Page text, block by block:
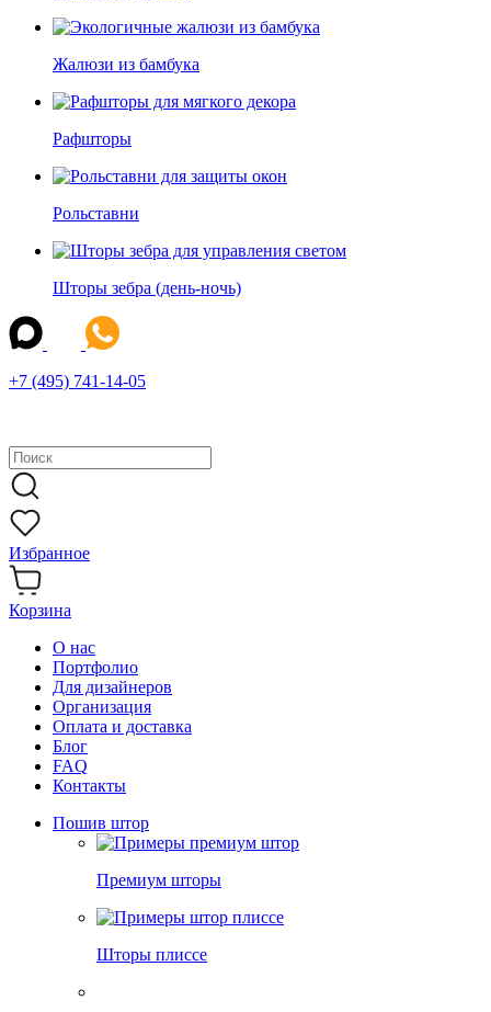
Жалюзи из бамбука
Рафшторы
Рольставни
Шторы зебра (день-ночь)
+7 (495) 741-14-05
Избранное
Корзина
О нас
Портфолио
Для дизайнеров
Организация
Оплата и доставка
Блог
FAQ
Контакты
Пошив штор
Премиум шторы
Шторы плиссе